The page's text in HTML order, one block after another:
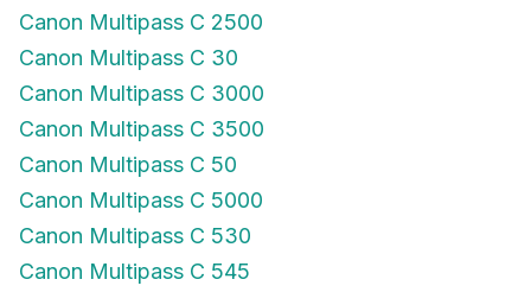
Canon Multipass C 2500
Canon Multipass C 30
Canon Multipass C 3000
Canon Multipass C 3500
Canon Multipass C 50
Canon Multipass C 5000
Canon Multipass C 530
Canon Multipass C 545